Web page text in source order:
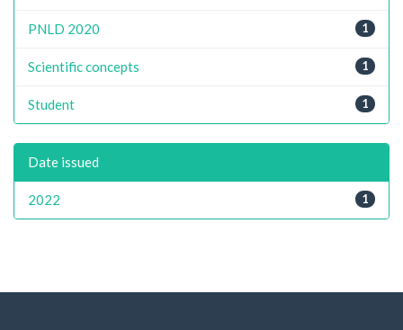
1
PNLD 2020
1
Scientific concepts
1
Student
Date issued
1
2022